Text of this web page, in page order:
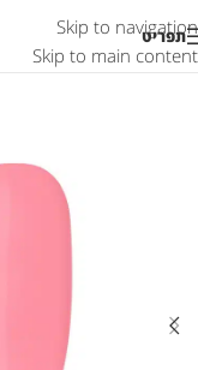
Skip to navigation
Skip to main content
תפריט
אזל המלאי